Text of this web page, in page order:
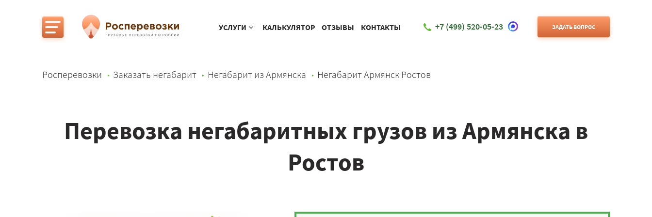
УСЛУГИ КАЛЬКУЛЯТОР ОТЗЫВЫ КОНТАКТЫ +7 (499) 520-05-23 ЗАДАТЬ ВОПРОС
Росперевозки Заказать негабарит Негабарит из Армянска Негабарит Армянск Ростов
Перевозка негабаритных грузов из Армянска в
Ростов